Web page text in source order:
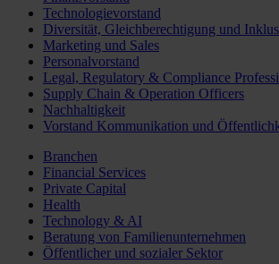
Technologievorstand
Diversität, Gleichberechtigung und
Marketing und Sales
Personalvorstand
Legal, Regulatory & Compliance
Supply Chain & Operation Officers
Nachhaltigkeit
Vorstand Kommunikation und
Branchen
Financial Services
Private Capital
Health
Technology & AI
Beratung von Familienunternehmen
Öffentlicher und sozialer Sektor